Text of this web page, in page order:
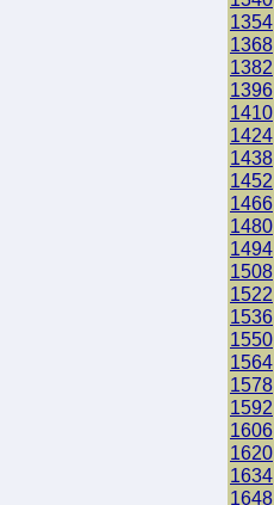
1354
1368
1382
1396
1410
1424
1438
1452
1466
1480
1494
1508
1522
1536
1550
1564
1578
1592
1606
1620
1634
1648